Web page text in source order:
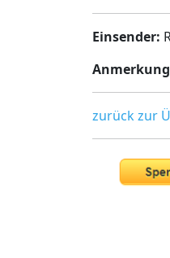
Einsender:
zurück zur